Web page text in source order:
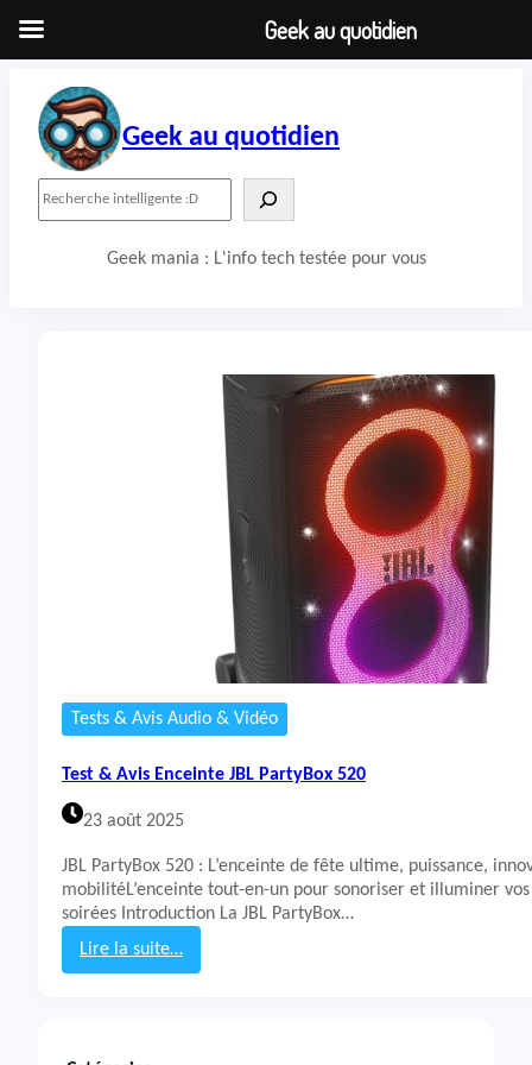
contenu
Geek au quotidien
Geek mania : L'info tech testée pour vous
Tests & Avis Audio & Vidéo
Test & Avis Enceinte JBL PartyBox 520
23 août 2025
JBL PartyBox 520 : L’enceinte de fête ultime, puissance,
mobilitéL’enceinte tout-en-un pour sonoriser et illuminer
soirées Introduction La JBL PartyBox…
Lire la suite…
:
Geek au quotidien